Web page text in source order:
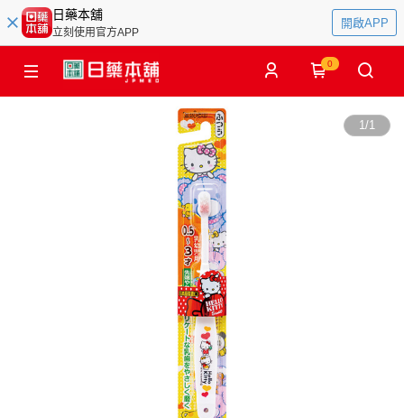
日藥本舖
立刻使用官方APP
開啟APP
0
1/1